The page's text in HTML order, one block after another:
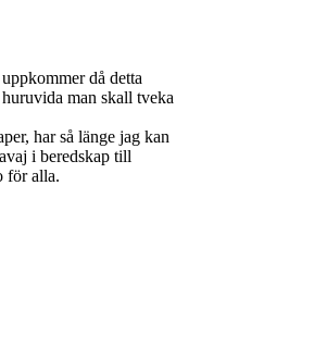
då detta
man skall tveka
har så länge jag kan
i beredskap till
för alla.